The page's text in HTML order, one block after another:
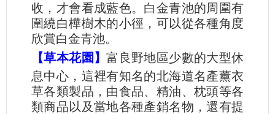
收，才會看成藍色。白金青池的周圍有
圍繞白樺樹木的小徑，可以從各種角度
欣賞白金青池。
【草本花園】富良野地區少數的大型休
息中心，這裡有知名的北海道名產薰衣
草各類製品，由食品、精油、枕頭等各
類商品以及當地各種產銷名物，還有提